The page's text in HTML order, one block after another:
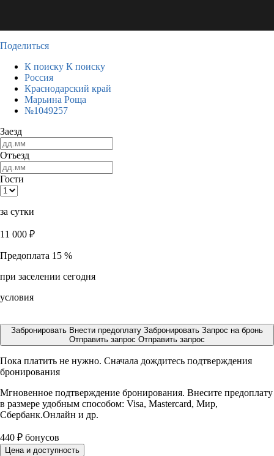
Поделиться
К поиску К поиску
Россия
Краснодарский край
Марьина Роща
№1049257
Заезд
Отъезд
Гости
за сутки
11 000 ₽
Предоплата 15 %
при заселении сегодня
условия
Забронировать Внести предоплату Забронировать Запрос на бронь
Отправить запрос Отправить запрос
Пока платить не нужно. Сначала дождитесь подтверждения
бронирования
Мгновенное подтверждение бронирования. Внесите предоплату
в размере удобным способом: Visa, Mastercard, Мир,
Сбербанк.Онлайн и др.
440 ₽ бонусов
Цена и доступность